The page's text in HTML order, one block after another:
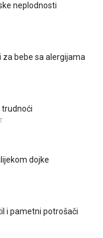
neplodnosti
bebe sa alergijama
trudnoći
dojke
i pametni potrošači